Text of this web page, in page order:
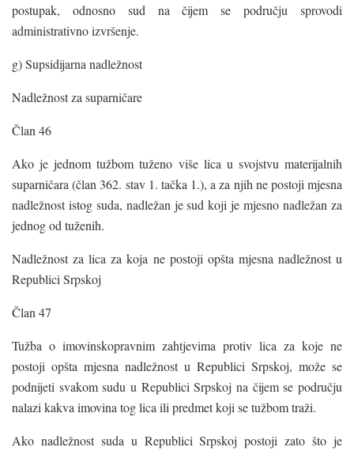
postupak, odnosno sud na čijem se području sprovodi
administrativno izvršenje.
g) Supsidijarna nadležnost
Nadležnost za suparničare
Član 46
Ako je jednom tužbom tuženo više lica u svojstvu materijalnih
suparničara (član 362. stav 1. tačka 1.), a za njih ne postoji mjesna
nadležnost istog suda, nadležan je sud koji je mjesno nadležan za
jednog od tuženih.
Nadležnost za lica za koja ne postoji opšta mjesna nadležnost u
Republici Srpskoj
Član 47
Tužba o imovinskopravnim zahtjevima protiv lica za koje ne
postoji opšta mjesna nadležnost u Republici Srpskoj, može se
podnijeti svakom sudu u Republici Srpskoj na čijem se području
nalazi kakva imovina tog lica ili predmet koji se tužbom traži.
Ako nadležnost suda u Republici Srpskoj postoji zato što je